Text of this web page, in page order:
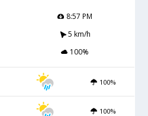
8:57 PM
5 km/h
100%
100%
100%